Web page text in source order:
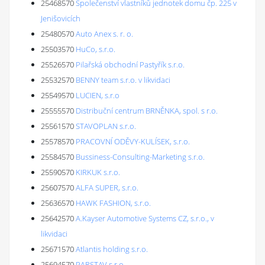
25468570Společenství vlastníků jednotek domu čp. 225 v
Jenišovicích
25480570Auto Anex s. r. o.
25503570 HuCo, s.r.o.
25526570 Pilařská obchodní Pastyřík s.r.o.
25532570 BENNY team s.r.o. v likvidaci
25549570 LUCIEN, s.r.o
25555570 Distribuční centrum BRNĚNKA, spol. s r.o.
25561570STAVOPLAN s.r.o.
25578570 PRACOVNÍ ODĚVY-KULÍSEK, s.r.o.
25584570 Bussiness-Consulting-Marketing s.r.o.
25590570 KIRKUK s.r.o.
25607570ALFA SUPER, s.r.o.
25636570 HAWK FASHION, s.r.o.
25642570A.Kayser Automotive Systems CZ, s.r.o., v
likvidaci
25671570Atlantis holding s.r.o.